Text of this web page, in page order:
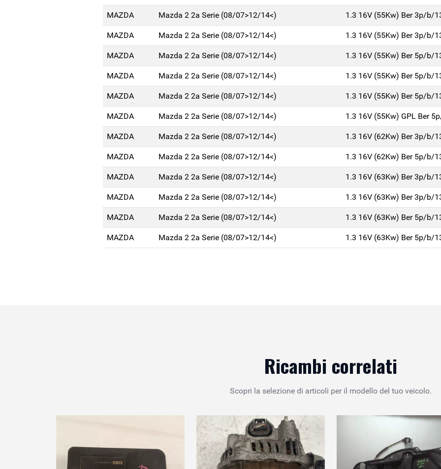
MAZDA Mazda 2 2a Serie (08/07>12/14<) 1.3 16V (55Kw) Ber 3p/b/
MAZDA Mazda 2 2a Serie (08/07>12/14<) 1.3 16V (55Kw) Ber 3p/b/
MAZDA Mazda 2 2a Serie (08/07>12/14<) 1.3 16V (55Kw) Ber 5p/b/
MAZDA Mazda 2 2a Serie (08/07>12/14<) 1.3 16V (55Kw) Ber 5p/b/
MAZDA Mazda 2 2a Serie (08/07>12/14<) 1.3 16V (55Kw) Ber 5p/b/
MAZDA Mazda 2 2a Serie (08/07>12/14<) 1.3 16V (55Kw) GPL Ber
MAZDA Mazda 2 2a Serie (08/07>12/14<) 1.3 16V (62Kw) Ber 3p/b/
MAZDA Mazda 2 2a Serie (08/07>12/14<) 1.3 16V (62Kw) Ber 5p/b/
MAZDA Mazda 2 2a Serie (08/07>12/14<) 1.3 16V (63Kw) Ber 3p/b/
MAZDA Mazda 2 2a Serie (08/07>12/14<) 1.3 16V (63Kw) Ber 3p/b/
MAZDA Mazda 2 2a Serie (08/07>12/14<) 1.3 16V (63Kw) Ber 5p/b/
MAZDA Mazda 2 2a Serie (08/07>12/14<) 1.3 16V (63Kw) Ber 5p/b/
Ricambi correlati
Scopri la selezione di articoli per il modello del tuo veicolo.